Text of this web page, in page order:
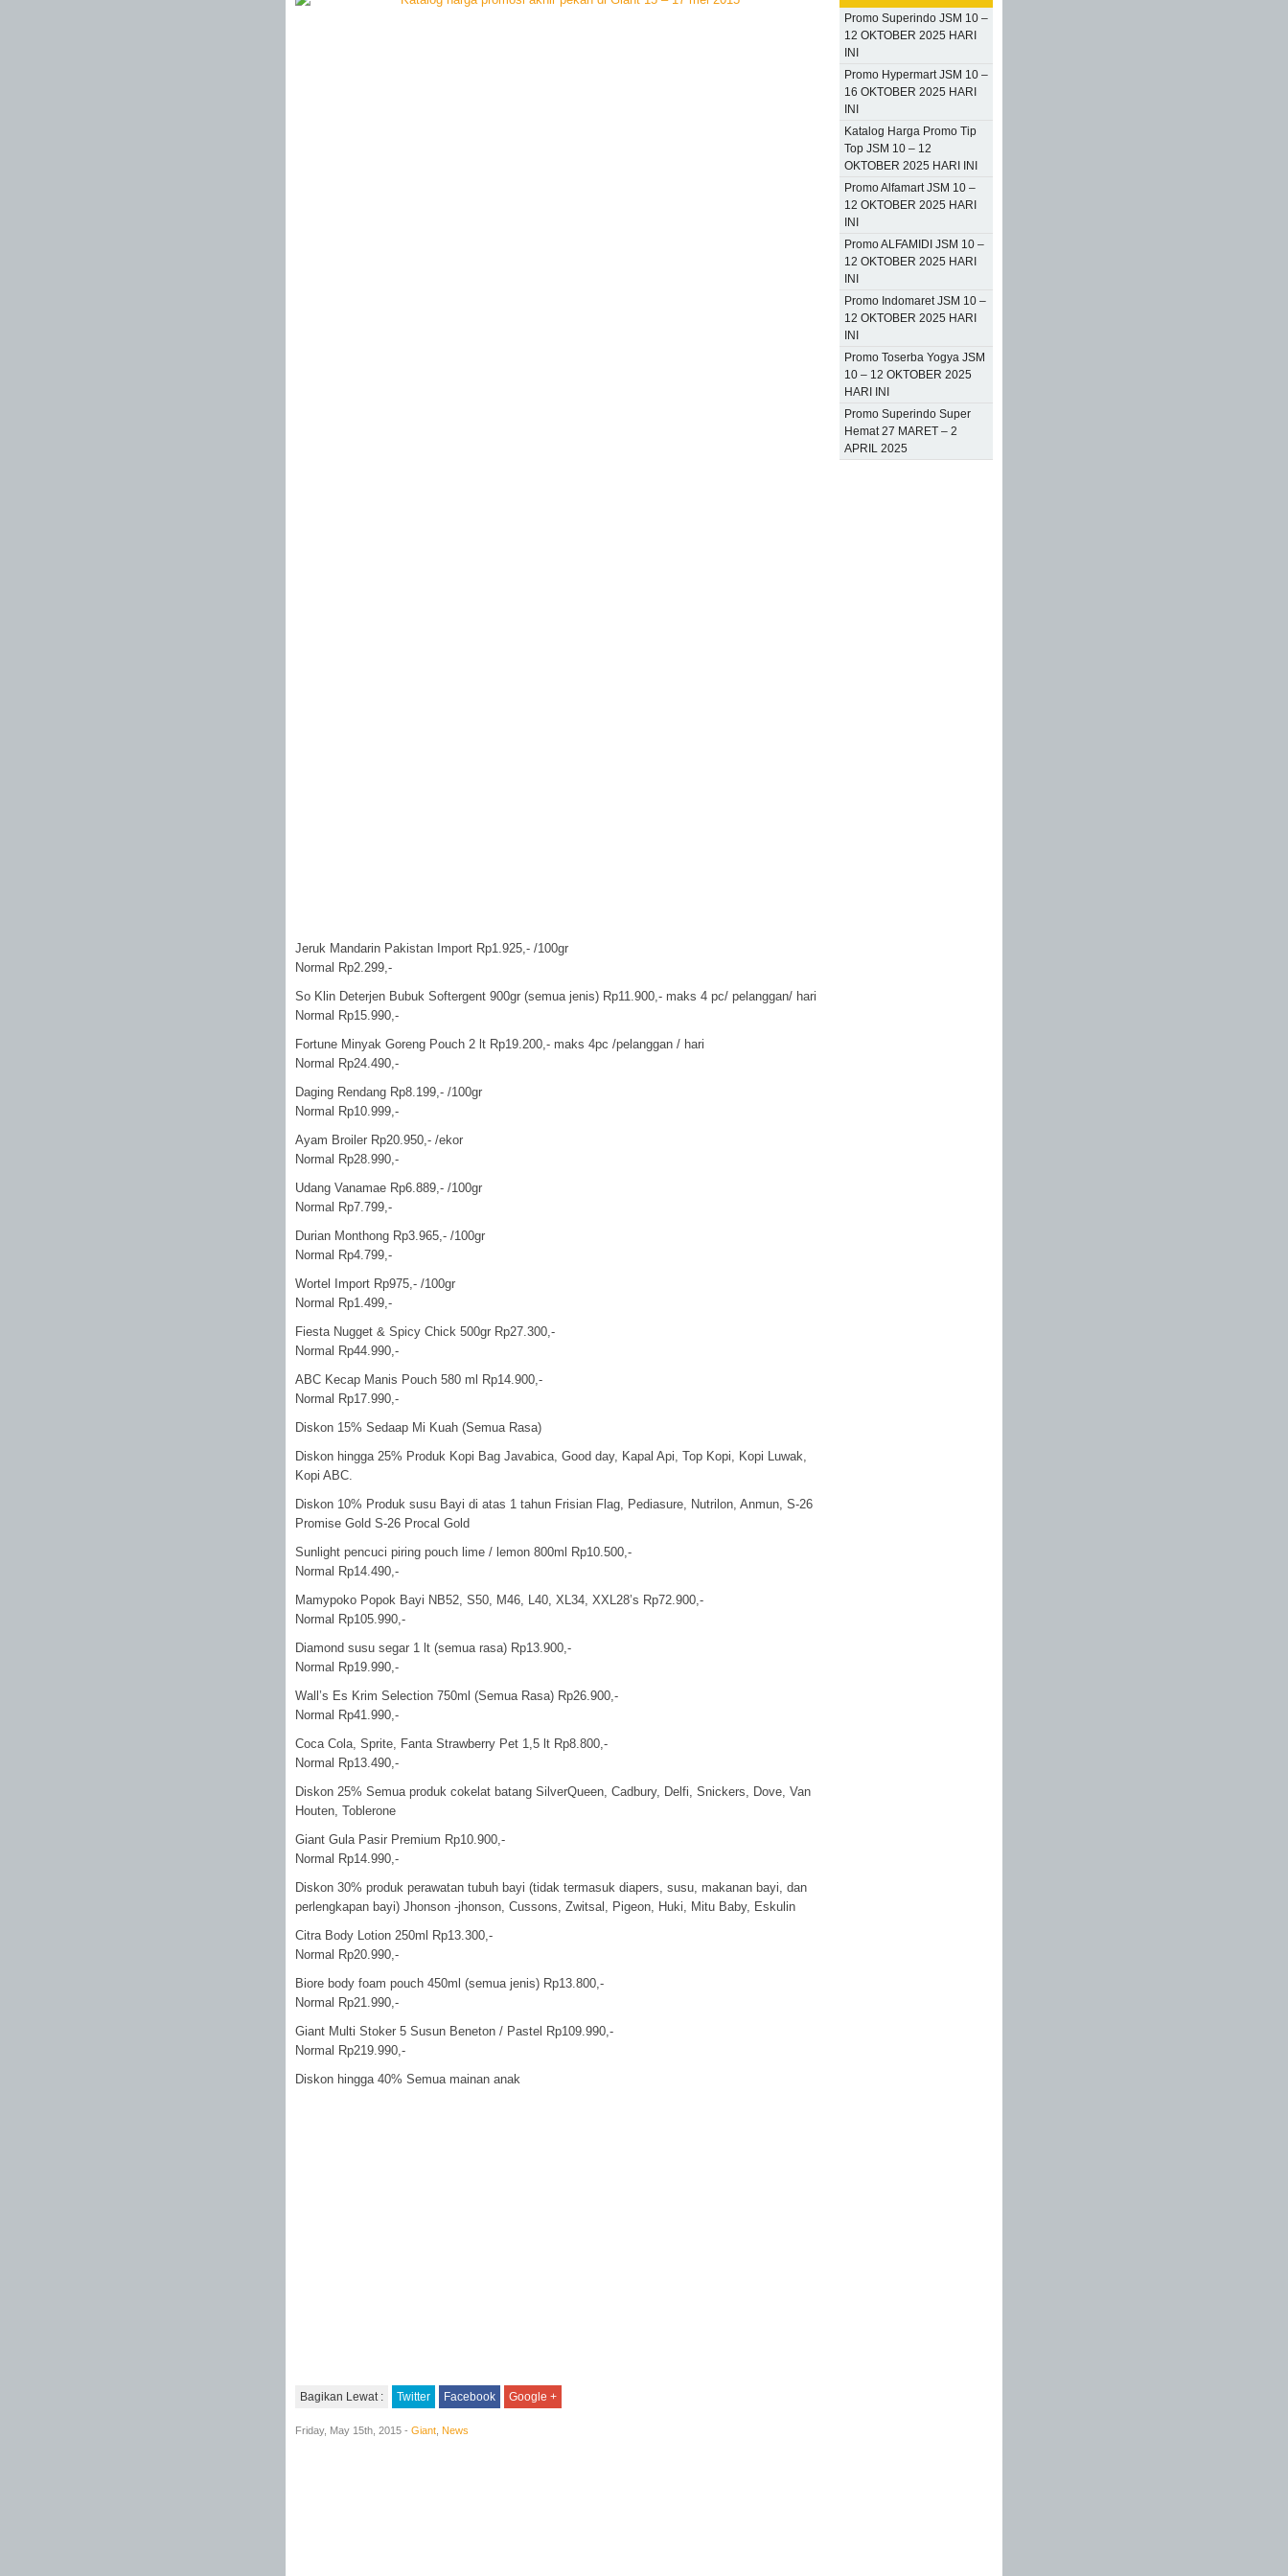
Jeruk Mandarin Pakistan Import Rp1.925,- /100gr
Normal Rp2.299,-
So Klin Deterjen Bubuk Softergent 900gr (semua jenis) Rp11.900,- maks 4 pc/ pelanggan/ hari
Normal Rp15.990,-
Fortune Minyak Goreng Pouch 2 lt Rp19.200,- maks 4pc /pelanggan / hari
Normal Rp24.490,-
Daging Rendang Rp8.199,- /100gr
Normal Rp10.999,-
Ayam Broiler Rp20.950,- /ekor
Normal Rp28.990,-
Udang Vanamae Rp6.889,- /100gr
Normal Rp7.799,-
Durian Monthong Rp3.965,- /100gr
Normal Rp4.799,-
Wortel Import Rp975,- /100gr
Normal Rp1.499,-
Fiesta Nugget & Spicy Chick 500gr Rp27.300,-
Normal Rp44.990,-
ABC Kecap Manis Pouch 580 ml Rp14.900,-
Normal Rp17.990,-
Diskon 15% Sedaap Mi Kuah (Semua Rasa)
Diskon hingga 25% Produk Kopi Bag Javabica, Good day, Kapal Api, Top Kopi, Kopi Luwak,
Kopi ABC.
Diskon 10% Produk susu Bayi di atas 1 tahun Frisian Flag, Pediasure, Nutrilon, Anmun, S-26
Promise Gold S-26 Procal Gold
Sunlight pencuci piring pouch lime / lemon 800ml Rp10.500,-
Normal Rp14.490,-
Mamypoko Popok Bayi NB52, S50, M46, L40, XL34, XXL28’s Rp72.900,-
Normal Rp105.990,-
Diamond susu segar 1 lt (semua rasa) Rp13.900,-
Normal Rp19.990,-
Wall’s Es Krim Selection 750ml (Semua Rasa) Rp26.900,-
Normal Rp41.990,-
Coca Cola, Sprite, Fanta Strawberry Pet 1,5 lt Rp8.800,-
Normal Rp13.490,-
Diskon 25% Semua produk cokelat batang SilverQueen, Cadbury, Delfi, Snickers, Dove, Van
Houten, Toblerone
Giant Gula Pasir Premium Rp10.900,-
Normal Rp14.990,-
Diskon 30% produk perawatan tubuh bayi (tidak termasuk diapers, susu, makanan bayi, dan
perlengkapan bayi) Jhonson -jhonson, Cussons, Zwitsal, Pigeon, Huki, Mitu Baby, Eskulin
Citra Body Lotion 250ml Rp13.300,-
Normal Rp20.990,-
Biore body foam pouch 450ml (semua jenis) Rp13.800,-
Normal Rp21.990,-
Giant Multi Stoker 5 Susun Beneton / Pastel Rp109.990,-
Normal Rp219.990,-
Diskon hingga 40% Semua mainan anak
Bagikan Lewat : Twitter Facebook Google +
Friday, May 15th, 2015 - Giant News
Promo Superindo JSM 10 –
12 OKTOBER 2025 HARI
INI
Promo Hypermart JSM 10 –
16 OKTOBER 2025 HARI
INI
Katalog Harga Promo Tip
Top JSM 10 – 12
OKTOBER 2025 HARI INI
Promo Alfamart JSM 10 –
12 OKTOBER 2025 HARI
INI
Promo ALFAMIDI JSM 10 –
12 OKTOBER 2025 HARI
INI
Promo Indomaret JSM 10 –
12 OKTOBER 2025 HARI
INI
Promo Toserba Yogya JSM
10 – 12 OKTOBER 2025
HARI INI
Promo Superindo Super
Hemat 27 MARET – 2
APRIL 2025